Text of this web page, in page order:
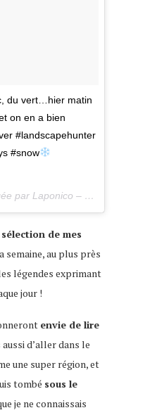
du vert…hier matin
on en a bien
#landscapehunter
#snow
Une publication partagée par Laponico – Lifestyle & Outdoor (@laponico) le
sélection de mes
semaine, au plus près
légendes exprimant
jour !
envie de lire
aussi d’aller dans le
une super région, et
tombé sous le
je ne connaissais